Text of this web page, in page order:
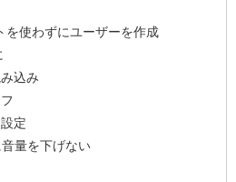
を使わずにユーザーを作成
込み
定
量を下げない